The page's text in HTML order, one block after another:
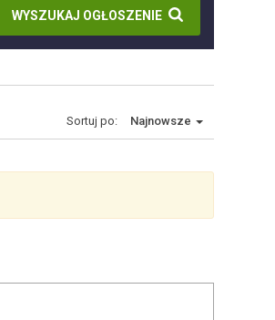
WYSZUKAJ OGŁOSZENIE
Sortuj po: Najnowsze